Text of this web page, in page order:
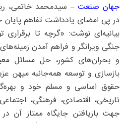
جهان صنعت – سیدمحمد خاتمی،
در پی امضای یادداشت تفاهم پایان
بیانیه‌ای نوشت: «گرچه تا
جنگی ویرانگر و فراهم آمدن
و بحران‌های کشور، حل مسائل
بازسازی و توسعه همه‌جانبه میهن
حقوق اساسی و مسلم خود و
تاریخی، اقتصادی، فرهنگی،
جهت بازیافتن جایگاه ممتاز آن